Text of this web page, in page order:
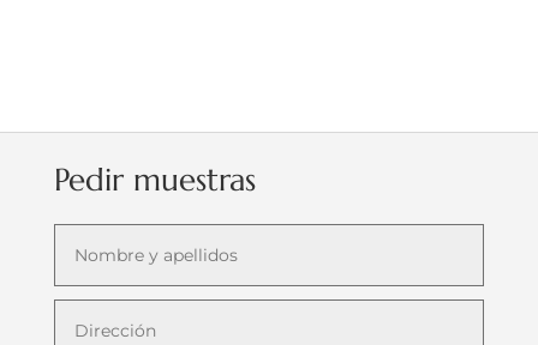
Pedir muestras